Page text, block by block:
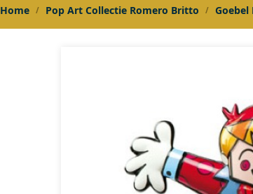
Home / Pop Art Collectie Romero Britto /